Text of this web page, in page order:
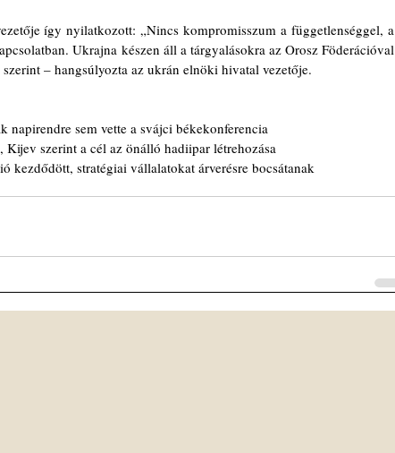
így nyilatkozott: „Nincs kompromisszum a függetlenséggel, a
Ukrajna készen áll a tárgyalásokra az Orosz Föderációval
– hangsúlyozta az ukrán elnöki hivatal vezetője.
napirendre sem vette a svájci békekonferencia
szerint a cél az önálló hadiipar létrehozása
kezdődött, stratégiai vállalatokat árverésre bocsátanak